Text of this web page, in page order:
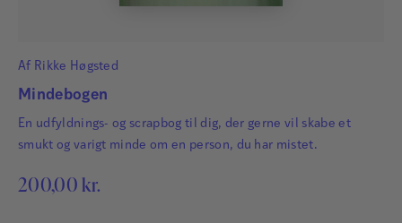
Af Rikke Høgsted
Mindebogen
En udfyldnings- og scrapbog til dig, der gerne vil skabe et
smukt og varigt minde om en person, du har mistet.
200,00 kr.